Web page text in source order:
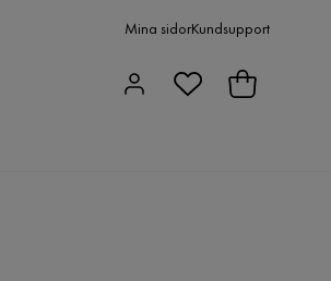
Mina sidorKundsupport